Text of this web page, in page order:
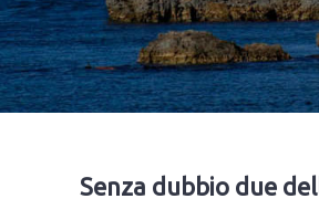
Senza dubbio due